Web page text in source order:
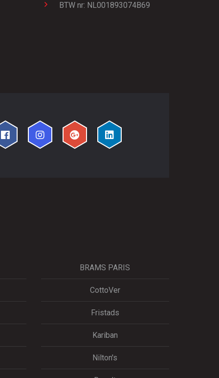
BTW nr: NL001893074B69
BRAMS PARIS
CottoVer
Fristads
Kariban
Nilton's